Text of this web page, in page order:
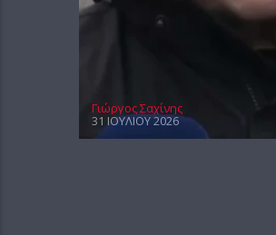
Γιώργος Σαχίνης
31 ΙΟΥΛΊΟΥ 2026